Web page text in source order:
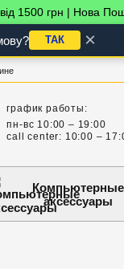
1500 грн | Нова
ТАК ×
график работы:
пн-вс 10:00 – 19:00
call center: 10:00 –
Компьютерные
аксессуары